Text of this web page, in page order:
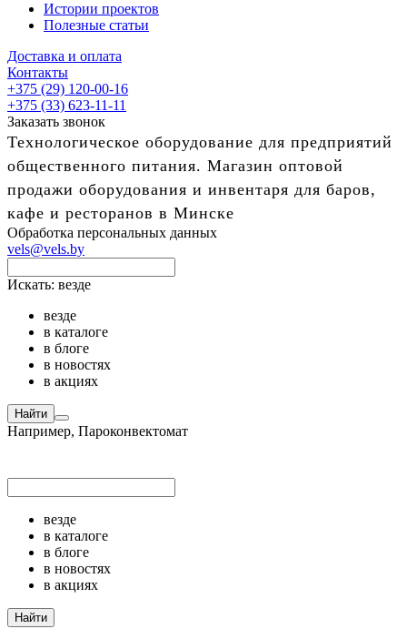
Истории проектов
Полезные статьи
Доставка и оплата
Контакты
+375 (29) 120-00-16
+375 (33) 623-11-11
Заказать звонок
Технологическое оборудование для предприятий
общественного питания. Магазин оптовой
продажи оборудования и инвентаря для баров,
кафе и ресторанов в Минске
Обработка персональных данных
vels@vels.by
Искать: везде
везде
в каталоге
в блоге
в новостях
в акциях
Найти
Например, Пароконвектомат
везде
в каталоге
в блоге
в новостях
в акциях
Найти